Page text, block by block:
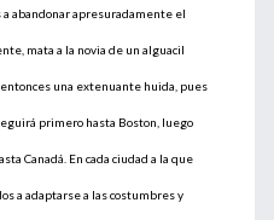
a abandonar apresuradamente el
mata a la novia de un alguacil
una extenuante huida, pues
primero hasta Boston, luego
Canadá. En cada ciudad a la que
a adaptarse a las costumbres y